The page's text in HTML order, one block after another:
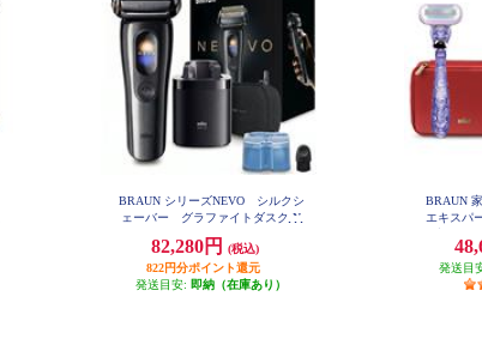
BRAUN シリーズNEVO シルクシ
ェーバー グラファイトダスク N
82,280円
(税込)
822円分ポイント還元
発送目安: 即納（在庫あり）
BRAUN
エキスパ
発送目